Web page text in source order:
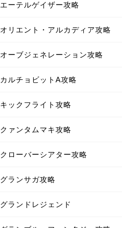
エーテルゲイザー攻略
オリエント・アルカディア攻略
オーブジェネレーション攻略
カルチョビットA攻略
キックフライト攻略
クァンタムマキ攻略
クローバーシアター攻略
グランサガ攻略
グランドレジェンド